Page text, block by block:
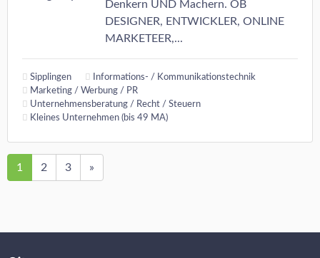
Denkern UND Machern. OB
DESIGNER, ENTWICKLER, ONLINE
MARKETEER,...
Sipplingen
Informations- / Kommunikationstechnik
Marketing / Werbung / PR
Unternehmensberatung / Recht / Steuern
Kleines Unternehmen (bis 49 MA)
1 2 3 »